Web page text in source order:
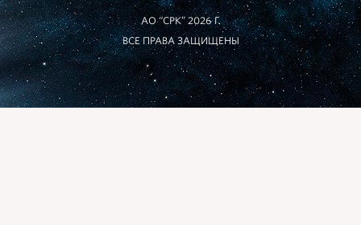
АО “СРК” 2026 Г.
ВСЕ ПРАВА ЗАЩИЩЕНЫ